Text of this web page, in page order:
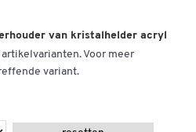
van kristalhelder acryl
Voor meer
variant.